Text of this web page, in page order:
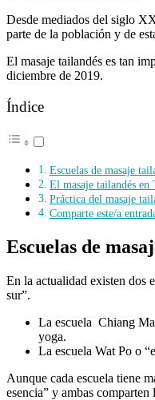
Desde mediados del siglo
parte de la población y de
El masaje tailandés es tan
diciembre de 2019.
Índice
Escuelas de masaje
El masaje tailandés
Práctica del masaje
Comparte este/a
Escuelas de
En la actualidad existen dos
sur”.
La escuela Chiang
yoga.
La escuela Wat Po o
Aunque cada escuela tiene
esencia” y ambas